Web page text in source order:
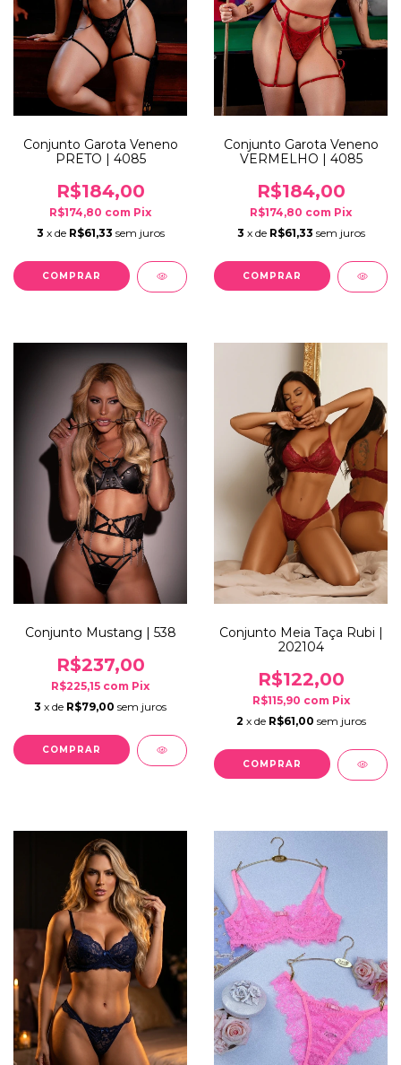
Conjunto Garota Veneno
PRETO | 4085
R$184,00
R$174,80 com Pix
3 x de R$61,33 sem juros
COMPRAR
Conjunto Garota Veneno
VERMELHO | 4085
R$184,00
R$174,80 com Pix
3 x de R$61,33 sem juros
COMPRAR
Conjunto Mustang | 538
R$237,00
R$225,15 com Pix
3 x de R$79,00 sem juros
COMPRAR
Conjunto Meia Taça Rubi |
202104
R$122,00
R$115,90 com Pix
2 x de R$61,00 sem juros
COMPRAR